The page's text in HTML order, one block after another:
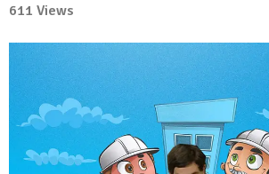
611 Views